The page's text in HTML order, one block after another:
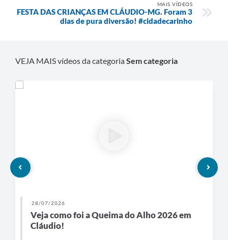
MAIS VÍDEOS
FESTA DAS CRIANÇAS EM CLÁUDIO-MG. Foram 3
dias de pura diversão! #cidadecarinho
VEJA MAIS vídeos da categoriaSem categoria
28/07/2026
Veja como foi a Queima do Alho 2026 em
Cláudio!